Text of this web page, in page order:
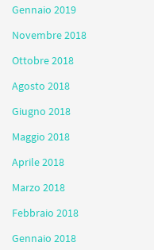
Gennaio 2019
Novembre 2018
Ottobre 2018
Agosto 2018
Giugno 2018
Maggio 2018
Aprile 2018
Marzo 2018
Febbraio 2018
Gennaio 2018